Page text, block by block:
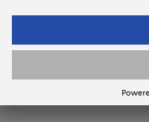
224,99